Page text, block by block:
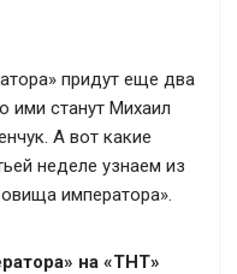
придут еще два
ими станут Михаил
А вот какие
неделе узнаем из
императора».
на «ТНТ»